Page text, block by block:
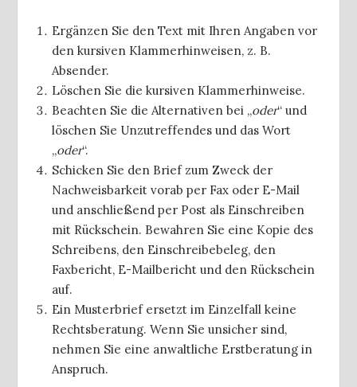
Ergänzen Sie den Text mit Ihren Angaben vor
den kursiven Klammerhinweisen, z. B.
Absender.
Löschen Sie die kursiven Klammerhinweise.
Beachten Sie die Alternativen bei „oder“ und
löschen Sie Unzutreffendes und das Wort
„oder“.
Schicken Sie den Brief zum Zweck der
Nachweisbarkeit vorab per Fax oder E-Mail
und anschließend per Post als Einschreiben
mit Rückschein. Bewahren Sie eine Kopie des
Schreibens, den Einschreibebeleg, den
Faxbericht, E-Mailbericht und den Rückschein
auf.
Ein Musterbrief ersetzt im Einzelfall keine
Rechtsberatung. Wenn Sie unsicher sind,
nehmen Sie eine anwaltliche Erstberatung in
Anspruch.